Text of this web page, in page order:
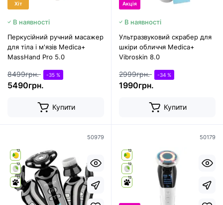
Хіт
В наявності
Перкусійний ручний масажер
для тіла і м'язів Medica+
MassHand Pro 5.0
8499грн. -35 %
5490грн.
Купити
Акція
В наявності
Ультразвуковий скрабер для
шкіри обличчя Medica+
Vibroskin 8.0
2999грн. -34 %
1990грн.
Купити
50979
12
12
12
50179
12
12
12